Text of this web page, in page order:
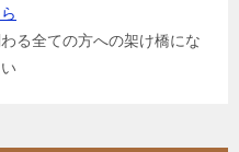
る全ての方への架け橋にな